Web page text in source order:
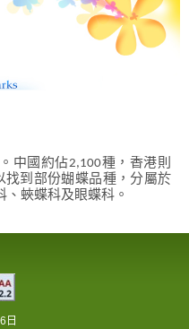
中國約佔2,100種，香港則
找到部份蝴蝶品種，分屬於
蛺蝶科及眼蝶科。
日